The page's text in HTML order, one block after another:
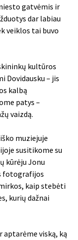
gatvėmis ir
dar labiau
veiklos tai buvo
kultūros
Dovidausku – jis
kalbą
patys –
vaizdą.
muziejuje
susitikome su
kūrėju Jonu
fotografijos
kaip stebėti
kurių dažnai
aptarėme viską, ką